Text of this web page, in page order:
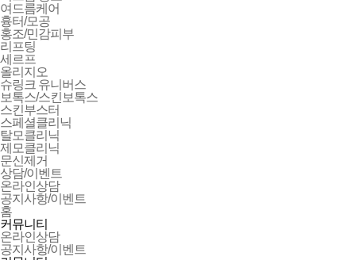
여드름케어
흉터/모공
홍조/민감피부
리프팅
세르프
올리지오
슈링크 유니버스
보톡스/스킨보톡스
스킨부스터
스페셜클리닉
탈모클리닉
제모클리닉
문신제거
상담/이벤트
온라인상담
공지사항/이벤트
홈
커뮤니티
온라인상담
공지사항/이벤트